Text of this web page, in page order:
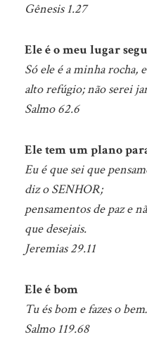
Gênesis 1.27
Ele é o meu lugar
Só ele é a minha rocha,
alto refúgio; não serei
Salmo 62.6
Ele tem um plano
Eu é que sei que
diz o SENHOR;
pensamentos de paz e
que desejais.
Jeremias 29.11
Ele é bom
Tu és bom e fazes o
Salmo 119.68